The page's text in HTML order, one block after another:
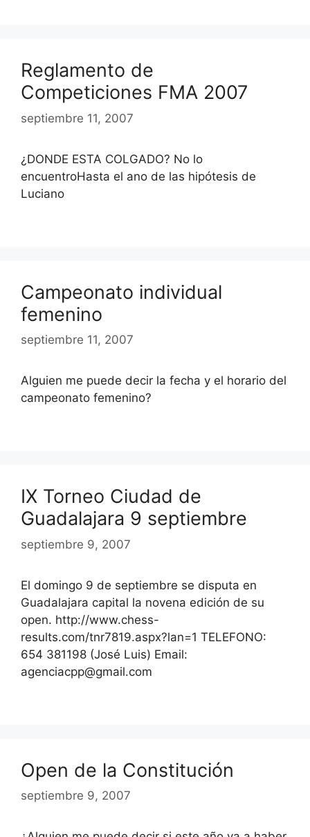
Reglamento de
Competiciones FMA 2007
septiembre 11, 2007
¿DONDE ESTA COLGADO? No lo
encuentroHasta el ano de las hipótesis de
Luciano
Campeonato individual
femenino
septiembre 11, 2007
Alguien me puede decir la fecha y el horario del
campeonato femenino?
IX Torneo Ciudad de
Guadalajara 9 septiembre
septiembre 9, 2007
El domingo 9 de septiembre se disputa en
Guadalajara capital la novena edición de su
open. http://www.chess-
results.com/tnr7819.aspx?lan=1 TELEFONO:
654 381198 (José Luis) Email:
agenciacpp@gmail.com
Open de la Constitución
septiembre 9, 2007